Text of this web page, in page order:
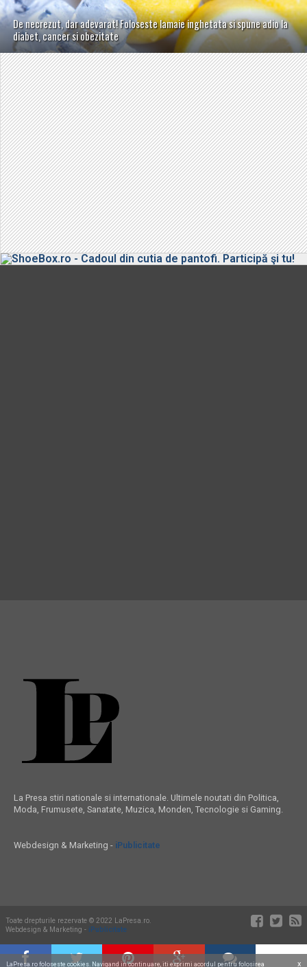
De necrezut, dar adevarat! Foloseste lamaie inghetata si spune adio la
diabet, cancer si obezitate
La Presa stiri nationale si internationale. Ultimele noutati din Politica,
Moda, Frumusete, Sanatate, Muzica, Monden, Tecnologie si Gaming.
Webdesign & Marketing - iPublicitate
Toate drepturile rezervate © 2022 LaPresa.ro.
Webdesign & Marketing - iPublicitate
LaPresa.ro foloseste cookies. Navigand in continuare, iti exprimi acordul pentru folosirea x